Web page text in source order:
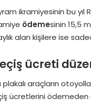
ikramiyesinin bu yıl
ödemesinin 15,5
alan kişilere ise
ücreti
plakalı araçların
ücretlerini ödemeden